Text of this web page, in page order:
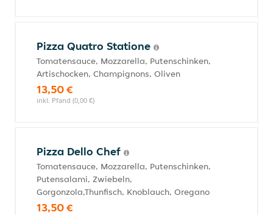
Pizza Quatro Statione
Tomatensauce, Mozzarella, Putenschinken,
Artischocken, Champignons, Oliven
13,50 €
inkl. Pfand (0,00 €)
Pizza Dello Chef
Tomatensauce, Mozzarella, Putenschinken,
Putensalami, Zwiebeln,
Gorgonzola,Thunfisch, Knoblauch, Oregano
13,50 €